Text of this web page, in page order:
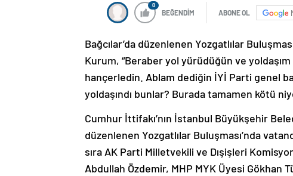
0
BEĞENDİM ABONE OL
Bağcılar’da düzenlenen Yozgatlılar
Kurum, “Beraber yol yürüdüğün ve yoldaşım
hançerledin. Ablam dediğin İYİ Parti genel
yoldaşındı bunlar? Burada tamamen kötü
Cumhur İttifakı’nın İstanbul Büyükşehir
düzenlenen Yozgatlılar Buluşması’nda
sıra AK Parti Milletvekili ve Dışişleri
Abdullah Özdemir, MHP MYK Üyesi Gökhan